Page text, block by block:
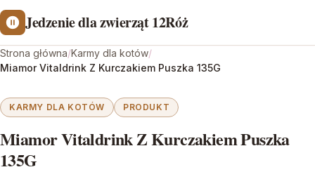
Jedzenie dla zwierząt 12Róż
Strona główna/Karmy dla kotów/
Miamor Vitaldrink Z Kurczakiem Puszka 135G
KARMY DLA KOTÓW PRODUKT
Miamor Vitaldrink Z Kurczakiem Puszka
135G